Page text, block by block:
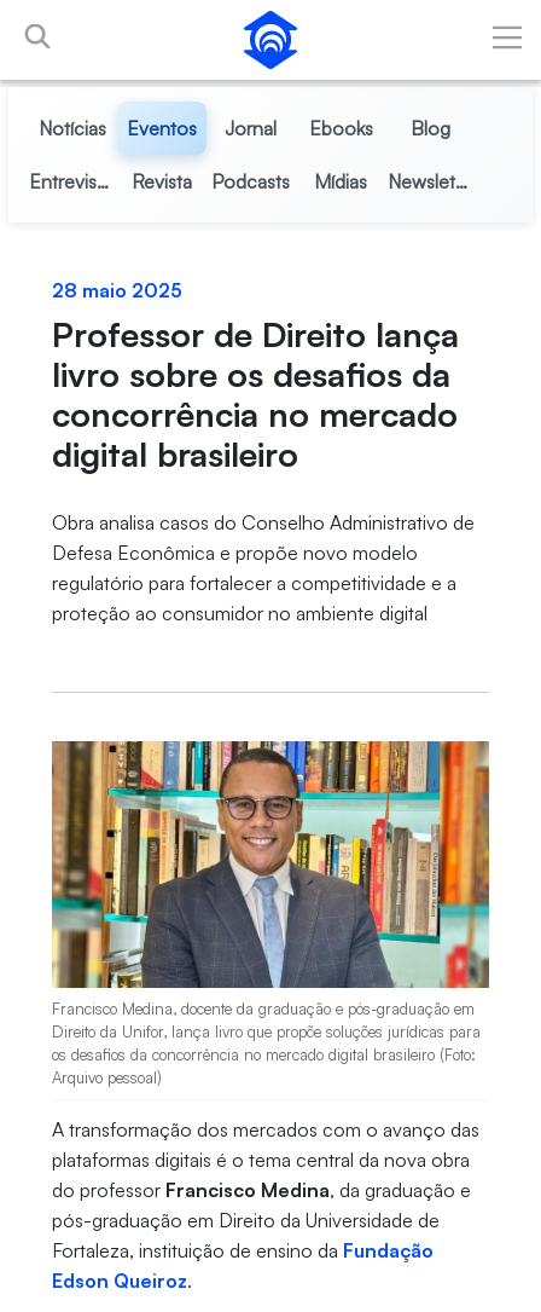
Pular para o Conteúdo principal
Notícias Eventos Jornal Ebooks Blog
Entrevistas Revista Podcasts Mídias Newsletter
28 maio 2025
Professor de Direito lança
livro sobre os desafios da
concorrência no mercado
digital brasileiro
Obra analisa casos do Conselho Administrativo de
Defesa Econômica e propõe novo modelo
regulatório para fortalecer a competitividade e a
proteção ao consumidor no ambiente digital
Francisco Medina, docente da graduação e pós-graduação em
Direito da Unifor, lança livro que propõe soluções jurídicas para
os desafios da concorrência no mercado digital brasileiro (Foto:
Arquivo pessoal)
A transformação dos mercados com o avanço das
plataformas digitais é o tema central da nova obra
do professor Francisco Medina, da graduação e
pós-graduação em Direito da Universidade de
Fortaleza, instituição de ensino da Fundação
Edson Queiroz.